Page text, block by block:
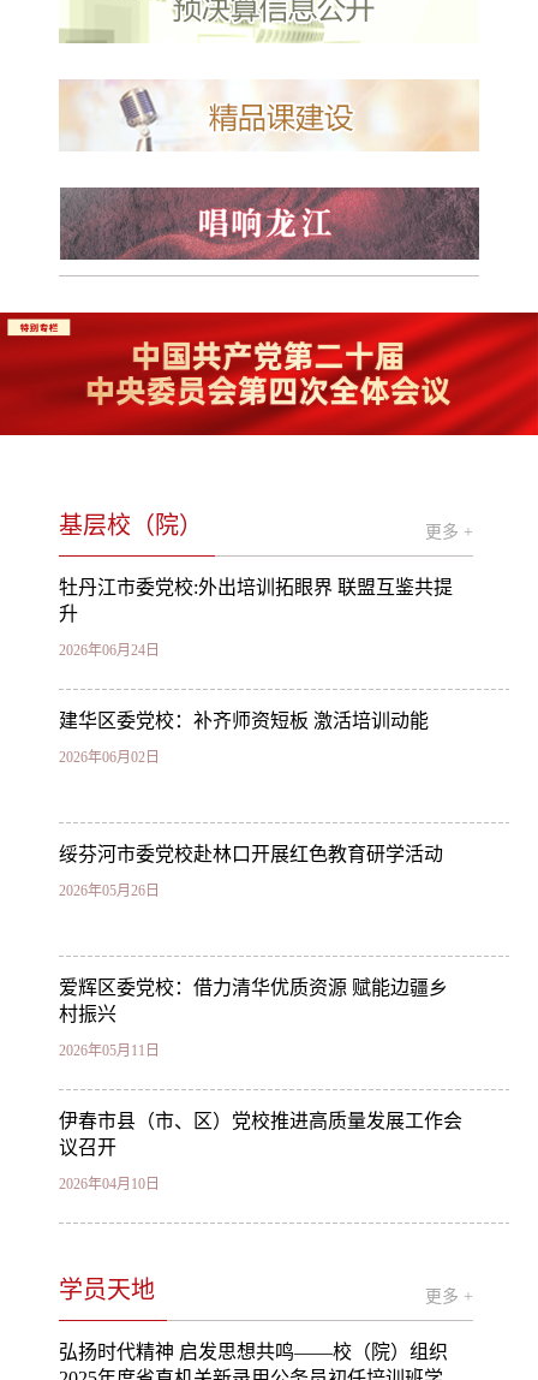
基层校（院） 更多 +
牡丹江市委党校:外出培训拓眼界 联盟互鉴共提
升
2026年06月24日
建华区委党校：补齐师资短板 激活培训动能
2026年06月02日
绥芬河市委党校赴林口开展红色教育研学活动
2026年05月26日
爱辉区委党校：借力清华优质资源 赋能边疆乡
村振兴
2026年05月11日
伊春市县（市、区）党校推进高质量发展工作会
议召开
2026年04月10日
学员天地 更多 +
弘扬时代精神 启发思想共鸣——校（院）组织